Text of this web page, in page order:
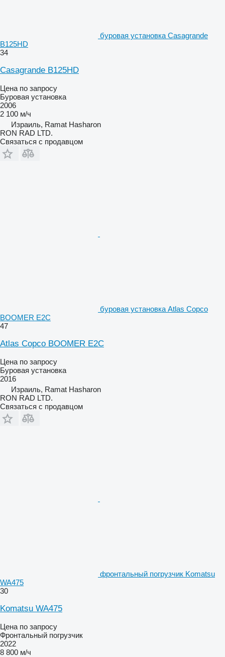
буровая установка Casagrande
B125HD
34
Casagrande B125HD
Цена по запросу
Буровая установка
2006
2 100 м/ч
Израиль, Ramat Hasharon
RON RAD LTD.
Связаться с продавцом
буровая установка Atlas Copco
BOOMER E2C
47
Atlas Copco BOOMER E2C
Цена по запросу
Буровая установка
2016
Израиль, Ramat Hasharon
RON RAD LTD.
Связаться с продавцом
фронтальный погрузчик Komatsu
WA475
30
Komatsu WA475
Цена по запросу
Фронтальный погрузчик
2022
8 800 м/ч